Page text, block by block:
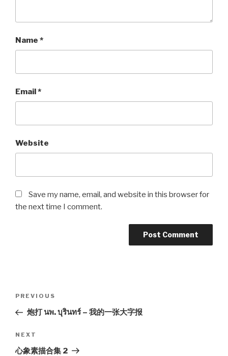
Name *
Email*
Website
Save my name, email, and website in this browser for
the next time I comment.
Post
navigation
Previous
Post
PREVIOUS
炮打 นพ. บุรินทร์ – 我的一张大字报
Next
Post
NEXT
心象素描合集 2